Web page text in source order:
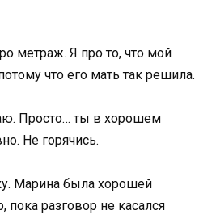
метраж. Я про то, что мой
что его мать так решила.
Просто… ты в хорошем
Не горячись.
Марина была хорошей
пока разговор не касался